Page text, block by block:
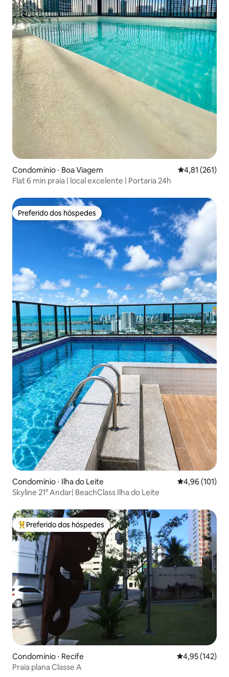
Condomínio ⋅ Boa Viagem 4,81 de uma
4,81 (261)
Flat 6 min praia | local excelente | Portaria 24h
Preferido dos hóspedes
Preferido dos hóspedes
Condomínio ⋅ Ilha do Leite 4,96 de uma
4,96 (101)
Skyline 21° Andar| BeachClass Ilha do Leite
Entre os melhores preferidos dos hóspedes
Preferido dos hóspedes
Condomínio ⋅ Recife 4,95 de uma
4,95 (142)
Praia plana Classe A